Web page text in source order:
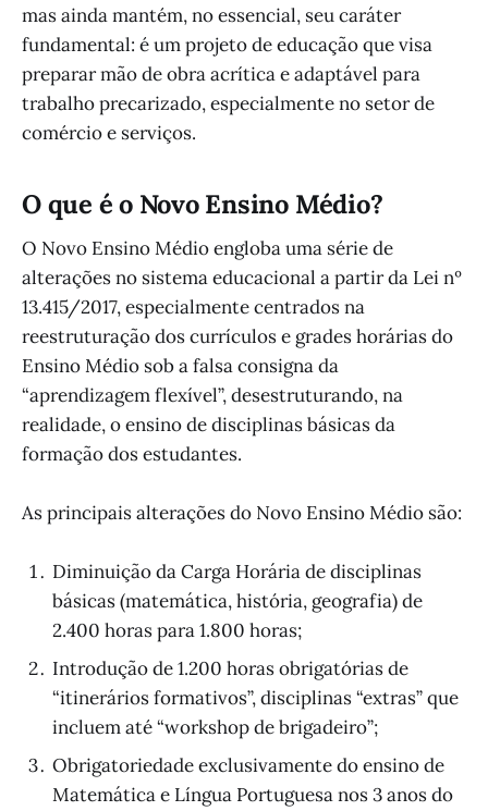
mas ainda mantém, no essencial, seu caráter
fundamental: é um projeto de educação que visa
preparar mão de obra acrítica e adaptável para
trabalho precarizado, especialmente no setor de
comércio e serviços.
O que é o Novo Ensino Médio?
O Novo Ensino Médio engloba uma série de
alterações no sistema educacional a partir da Lei nº
13.415/2017, especialmente centrados na
reestruturação dos currículos e grades horárias do
Ensino Médio sob a falsa consigna da
“aprendizagem flexível”, desestruturando, na
realidade, o ensino de disciplinas básicas da
formação dos estudantes.
As principais alterações do Novo Ensino Médio são:
Diminuição da Carga Horária de disciplinas
básicas (matemática, história, geografia) de
2.400 horas para 1.800 horas;
Introdução de 1.200 horas obrigatórias de
“itinerários formativos”, disciplinas “extras” que
incluem até “workshop de brigadeiro”;
Obrigatoriedade exclusivamente do ensino de
Matemática e Língua Portuguesa nos 3 anos do